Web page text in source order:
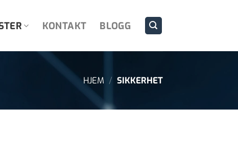
KONTAKT BLOGG
HJEM / SIKKERHET